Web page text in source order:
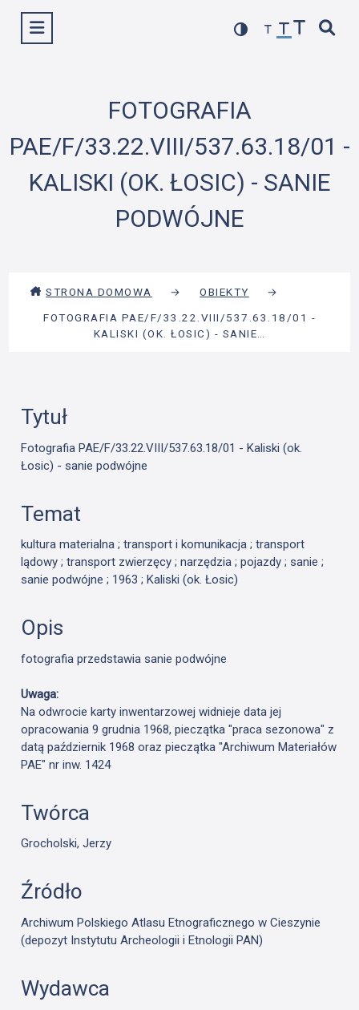
Wyświetl menu
FOTOGRAFIA
PAE/F/33.22.VIII/537.63.18/01 -
KALISKI (OK. ŁOSIC) - SANIE
PODWÓJNE
STRONA DOMOWA → OBIEKTY
→
FOTOGRAFIA PAE/F/33.22.VIII/537.63.18/01 -
KALISKI (OK. ŁOSIC) - SANIE…
Tytuł
Fotografia PAE/F/33.22.VIII/537.63.18/01 - Kaliski (ok.
Łosic) - sanie podwójne
Temat
kultura materialna ; transport i komunikacja ; transport
lądowy ; transport zwierzęcy ; narzędzia ; pojazdy ; sanie ;
sanie podwójne ; 1963 ; Kaliski (ok. Łosic)
Opis
fotografia przedstawia sanie podwójne
Uwaga:
Na odwrocie karty inwentarzowej widnieje data jej
opracowania 9 grudnia 1968, pieczątka "praca sezonowa" z
datą październik 1968 oraz pieczątka "Archiwum Materiałów
PAE" nr inw. 1424
Twórca
Grocholski, Jerzy
Źródło
Archiwum Polskiego Atlasu Etnograficznego w Cieszynie
(depozyt Instytutu Archeologii i Etnologii PAN)
Wydawca